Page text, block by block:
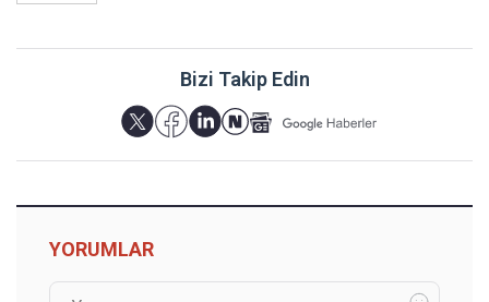
Bizi Takip Edin
YORUMLAR